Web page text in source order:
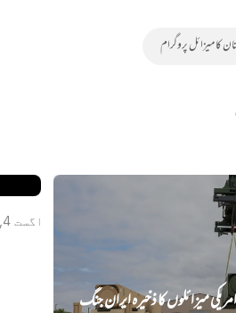
کا میزائل پروگرام
میزائلوں کا ذخیرہ ایران جنگ
اگست 4, 2026